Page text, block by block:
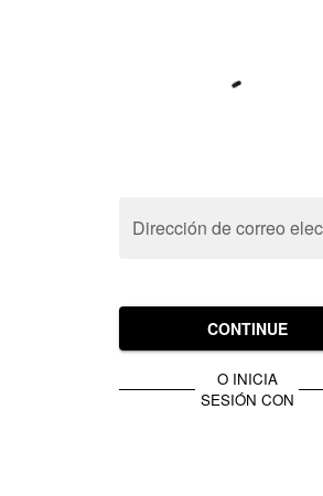
CONTINUE
O INICIA
SESIÓN CON